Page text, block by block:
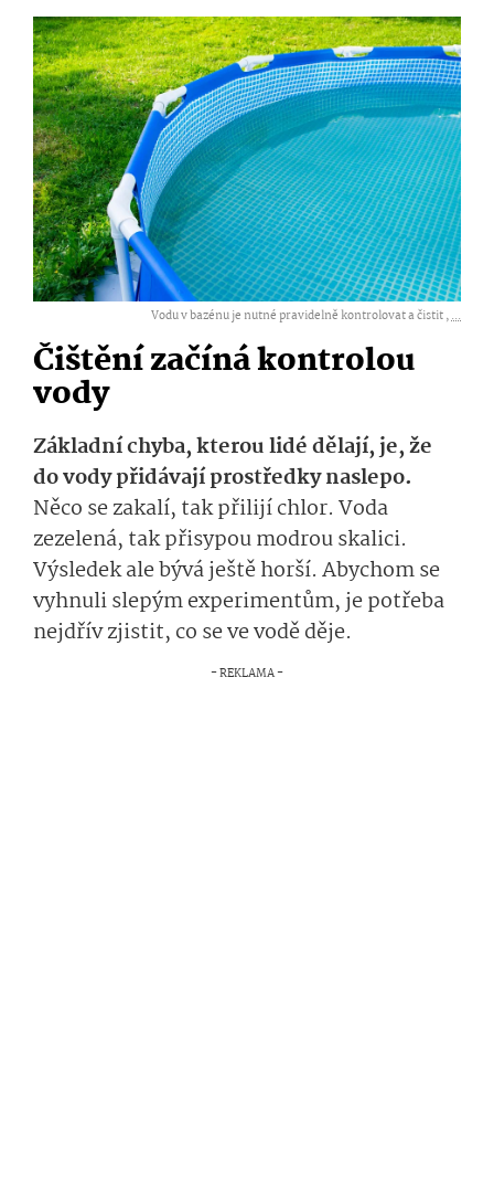
Vodu v bazénu je nutné pravidelně kontrolovat a čistit ,...
Čištění začíná kontrolou
vody
Základní chyba, kterou lidé dělají, je, že
do vody přidávají prostředky naslepo.
Něco se zakalí, tak přilijí chlor. Voda
zezelená, tak přisypou modrou skalici.
Výsledek ale bývá ještě horší. Abychom se
vyhnuli slepým experimentům, je potřeba
nejdřív zjistit, co se ve vodě děje.